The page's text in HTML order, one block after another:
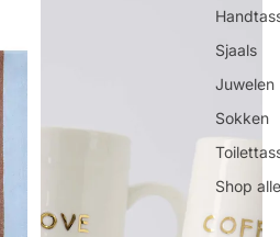
Sjaals
Juwelen
Sokken
Shop